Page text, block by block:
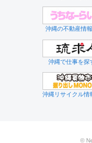
沖縄の不動産情
沖縄で仕事を探
沖縄リサイクル情
©